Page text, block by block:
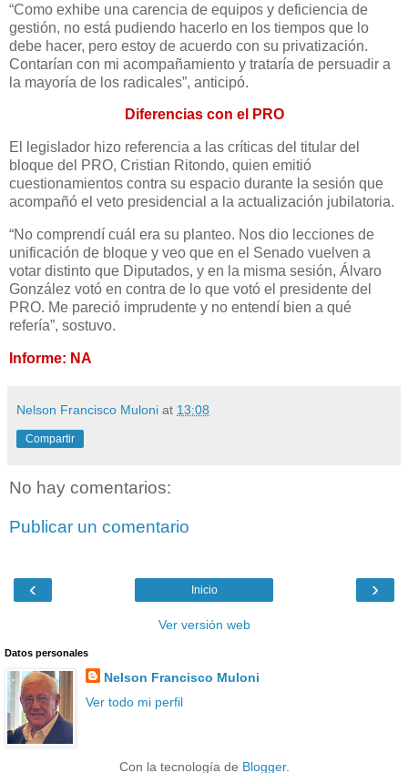
“Como exhibe una carencia de equipos y deficiencia de
gestión, no está pudiendo hacerlo en los tiempos que lo
debe hacer, pero estoy de acuerdo con su privatización.
Contarían con mi acompañamiento y trataría de persuadir a
la mayoría de los radicales”, anticipó.
Diferencias con el PRO
El legislador hizo referencia a las críticas del titular del
bloque del PRO, Cristian Ritondo, quien emitió
cuestionamientos contra su espacio durante la sesión que
acompañó el veto presidencial a la actualización jubilatoria.
“No comprendí cuál era su planteo. Nos dio lecciones de
unificación de bloque y veo que en el Senado vuelven a
votar distinto que Diputados, y en la misma sesión, Álvaro
González votó en contra de lo que votó el presidente del
PRO. Me pareció imprudente y no entendí bien a qué
refería”, sostuvo.
Informe: NA
Nelson Francisco Muloni at 13:08
Compartir
No hay comentarios:
Publicar un comentario
‹ ›
Inicio
Ver versión web
Datos personales
Nelson Francisco Muloni
Ver todo mi perfil
Con la tecnología de Blogger.